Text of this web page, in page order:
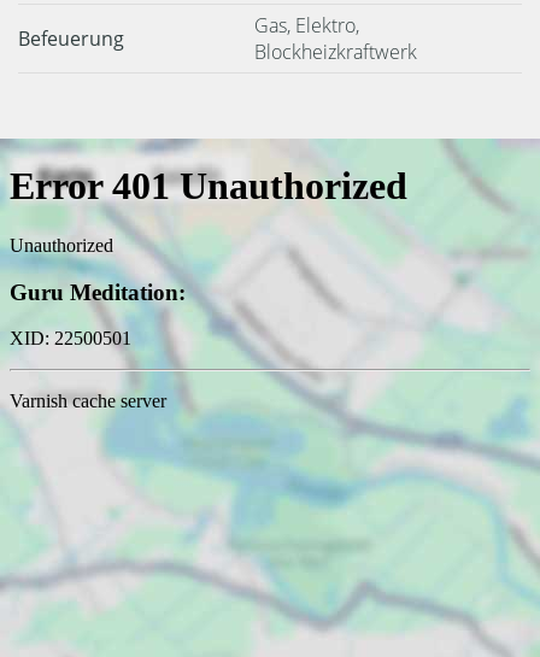
Befeuerung
Gas, Elektro,
Blockheizkraftwerk